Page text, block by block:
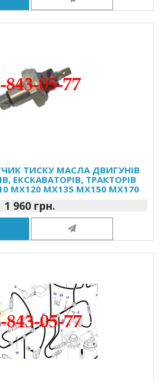
ТИСКУ МАСЛА ДВИГУНІВ
ЕКСКАВАТОРІВ, ТРАКТОРІВ
MX120 MX135 MX150 MX170
1 960 грн.